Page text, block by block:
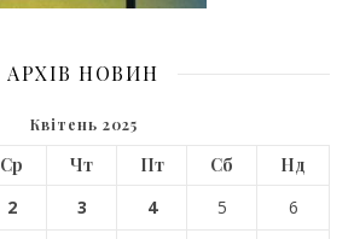
АРХІВ НОВИН
Квітень 2025
Ср Чт Пт Сб
Нд
2 3 4 5
6